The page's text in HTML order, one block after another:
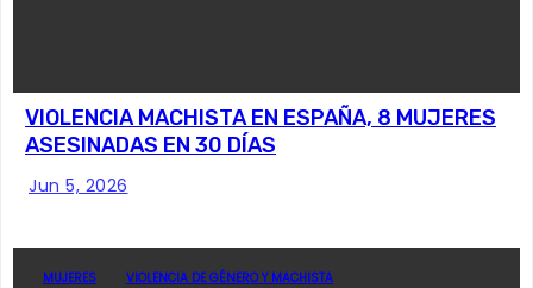
VIOLENCIA MACHISTA EN ESPAÑA, 8 MUJERES
ASESINADAS EN 30 DÍAS
Jun 5, 2026
MUJERES VIOLENCIA DE GÉNERO Y MACHISTA